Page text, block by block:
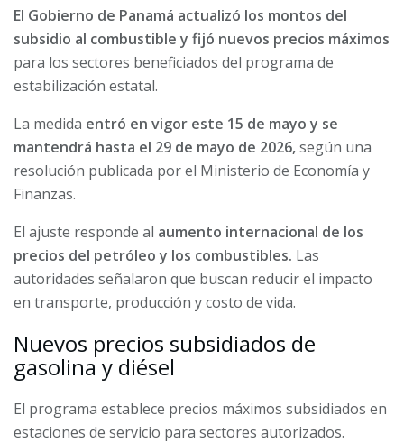
El Gobierno de Panamá actualizó los montos del
subsidio al combustible y fijó nuevos precios máximos
para los sectores beneficiados del programa de
estabilización estatal.
La medida entró en vigor este 15 de mayo y se
mantendrá hasta el 29 de mayo de 2026,según una
resolución publicada por el Ministerio de Economía y
Finanzas.
El ajuste responde al aumento internacional de los
precios del petróleo y los combustibles. Las
autoridades señalaron que buscan reducir el impacto
en transporte, producción y costo de vida.
Nuevos precios subsidiados de
gasolina y diésel
El programa establece precios máximos subsidiados en
estaciones de servicio para sectores autorizados.